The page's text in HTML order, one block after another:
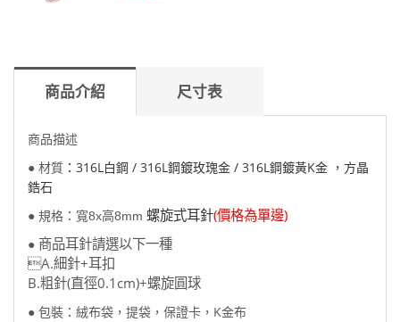
商品介紹 尺寸表
商品描述
● 材質 ：316L白鋼 / 316L鋼鍍玫瑰金 / 316L鋼鍍黃K金 ，方晶
鋯石
● 規格： 寬8x高8mm 螺旋式耳針(價格為單邊)
● 商品耳針請選以下一種
A.細針+耳扣
B.粗針(直徑0.1cm)+螺旋圓球
● 包裝：絨布袋，提袋，保證卡，K金布